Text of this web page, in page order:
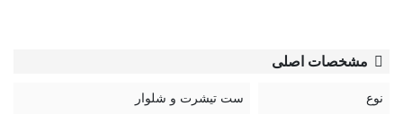
مناسب استفاده روزمره و استایل خانگی
مشخصات اصلی
نوع ست تیشرت و شلوار